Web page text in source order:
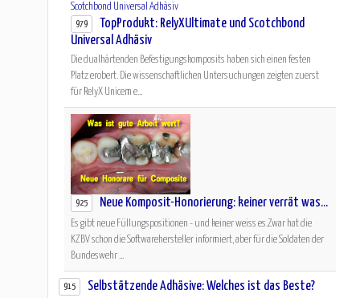
979
TopProdukt: RelyXUltimate und Scotchbond
Universal Adhäsiv
Die dualhärtenden Befestigungskomposits haben sich einen festen
Platz erobert. Die wissenschaftlichen Untersuchungen zeigten zuerst
für RelyX Unicem e...
925 Neue Komposit-Honorierung: keiner verrät was...
Es gibt neue Füllungspositionen - und keiner weiss es.Zwar hat die
KZBV schon die Softwarehersteller informiert, aber für die Soldaten der
Bundeswehr ...
915 Selbstätzende Adhäsive: Welches ist das Beste?